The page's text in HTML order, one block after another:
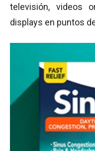
televisión, videos
displays en puntos